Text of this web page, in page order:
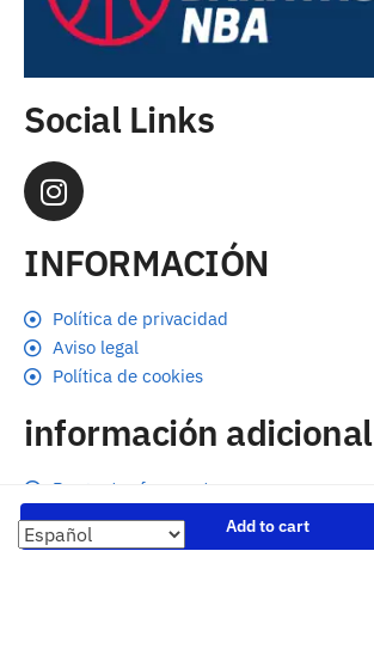
Add to cart
Social Links
INFORMACIÓN
Política de privacidad
Aviso legal
Política de cookies
información adicional
Preguntas frecuentes
Seguimiento de envíos
Formas de pago